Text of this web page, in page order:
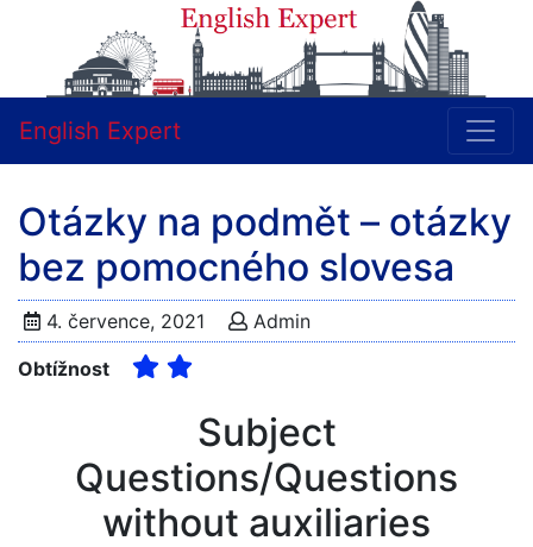
English Expert
Otázky na podmět – otázky
bez pomocného slovesa
4. července, 2021
Admin
Obtížnost
Subject
Questions/Questions
without auxiliaries